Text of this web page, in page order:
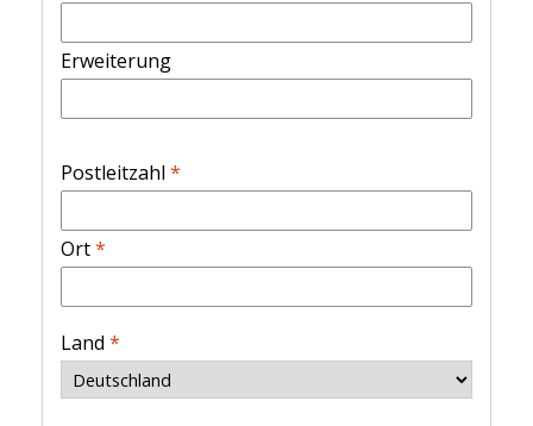
Erweiterung
Postleitzahl *
Ort*
Land *